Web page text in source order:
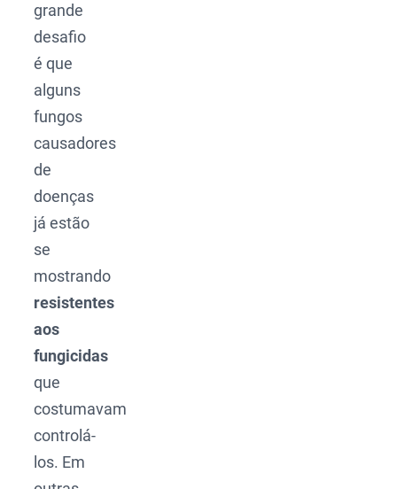
grande
desafio
é que
alguns
fungos
causadores
de
doenças
já estão
se
mostrando
resistentes
aos
fungicidas
que
costumavam
controlá-
los. Em